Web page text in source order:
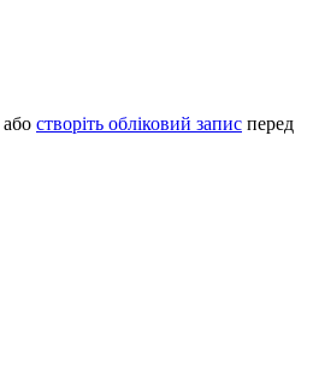
або створіть обліковий запис перед